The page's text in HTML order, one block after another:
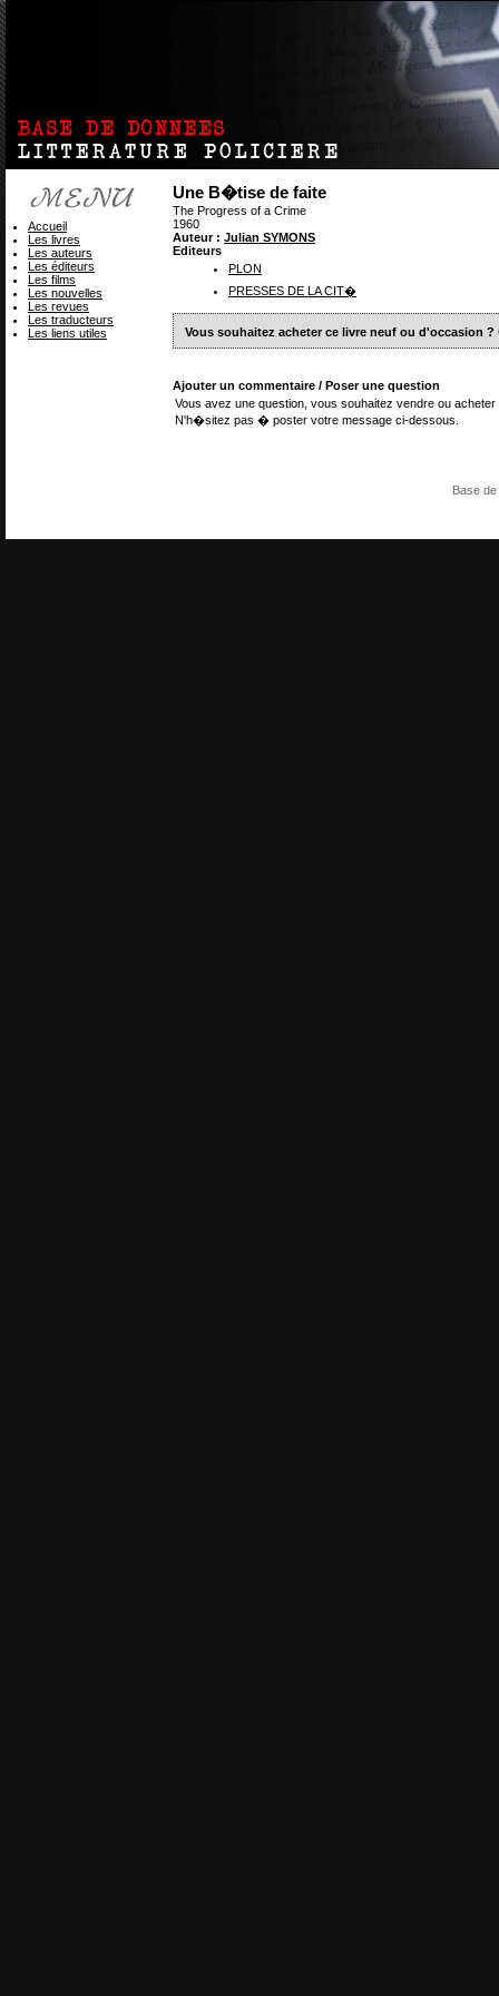
Une B�tise de faite
The Progress of a Crime
1960
Auteur : Julian SYMONS
Editeurs
PLON
PRESSES DE LA CIT�
Vous souhaitez acheter ce livre neuf ou d'occasion ?
Ajouter un commentaire / Poser une question
Vous avez une question, vous souhaitez vendre ou
N'h�sitez pas � poster votre message ci-dessous.
Accueil
Les livres
Les auteurs
Les éditeurs
Les films
Les nouvelles
Les revues
Les traducteurs
Les liens utiles
Base